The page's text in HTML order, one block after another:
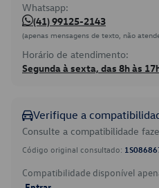
Whatsapp:
(41) 99125-2143
(apenas mensagens de texto, não
Horário de atendimento:
Segunda à sexta, das 8h às
Verifique a
Consulte a compatibilidade
Código original consultado:
Compatibilidade disponível